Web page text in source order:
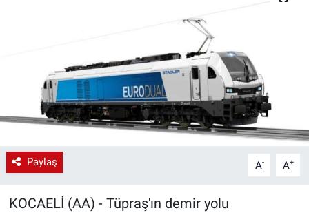
Paylaş A- A+
KOCAELİ (AA) - Tüpraş'ın demir yolu